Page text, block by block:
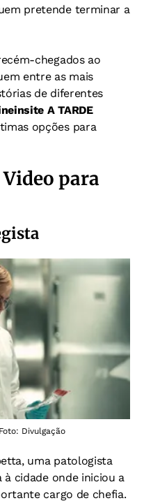
pretende terminar a
chegados ao
entre as mais
de diferentes
A TARDE
opções para
para
Divulgação
uma patologista
cidade onde iniciou a
cargo de chefia.